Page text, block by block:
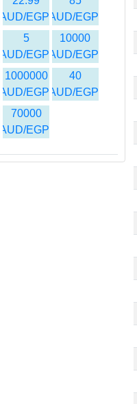
AUD/EGP
AUD/EGP
10000
AUD/EGP
5
AUD/EGP
40
AUD/EGP
1000000
AUD/EGP
70000
AUD/EGP